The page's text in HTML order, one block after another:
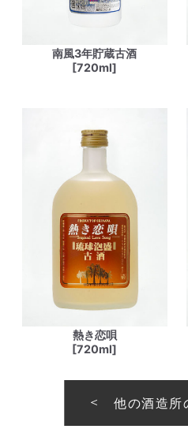
南風3年貯蔵古酒
[720ml]
熱き恋唄
[720ml]
他の酒造所